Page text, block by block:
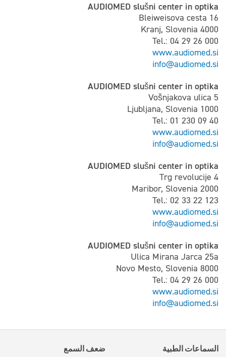
AUDIOMED slušni center in optika
Bleiweisova cesta 16
Kranj, Slovenia 4000
Tel.: 04 29 26 000
www.audiomed.si
info@audiomed.si
AUDIOMED slušni center in optika
Vošnjakova ulica 5
Ljubljana, Slovenia 1000
Tel.: 01 230 09 40
www.audiomed.si
info@audiomed.si
AUDIOMED slušni center in optika
Trg revolucije 4
Maribor, Slovenia 2000
Tel.: 02 33 22 123
www.audiomed.si
info@audiomed.si
AUDIOMED slušni center in optika
Ulica Mirana Jarca 25a
Novo Mesto, Slovenia 8000
Tel.: 04 29 26 000
www.audiomed.si
info@audiomed.si
السماعات الطبية
ضعف السمع